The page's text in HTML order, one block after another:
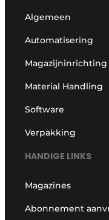
Algemeen
Automatisering
Material Handling
Software
Verpakking
HANDIGE LINKS
Magazines
Abonnement